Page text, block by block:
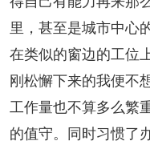
新书快讯
服务
里，甚至是城市中心
在类似的窗边的工位
刚松懈下来的我便不
工作量也不算多么繁
的值守。同时习惯了